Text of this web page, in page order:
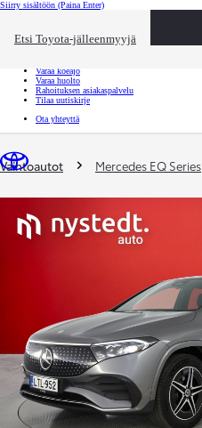
Siirry sisältöön (Paina Enter)
Etsi Toyota-jälleenmyyjä
Toyota palvelee Sulje
Varaa koeajo
Varaa huolto
Rahoituksen asiakaspalvelu
Tilaa uutiskirje
Ota yhteyttä
Olet täällä
Vaihtoautot Mercedes EQ Series